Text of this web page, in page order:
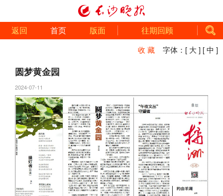
返回 首页 版面 往期回顾
收 藏 字体： [ 大 ] [ 中 ]
圆梦黄金园
2024-07-11